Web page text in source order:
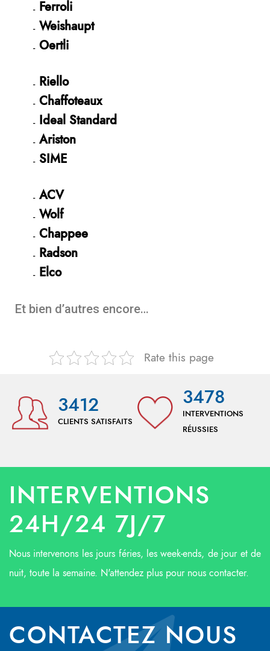
Ferroli
Weishaupt
Oertli
Riello
Chaffoteaux
Ideal Standard
Ariston
SIME
ACV
Wolf
Chappee
Radson
Elco
Et bien d’autres encore…
Rate this page
3412
CLIENTS SATISFAITS
3478
INTERVENTIONS
RÉUSSIES
INTERVENTIONS
24H/24 7J/7
Nous intervenons les jours féries, les week-ends, de jour et de
nuit, toute la semaine. N'attendez plus pour nous contacter.
CONTACTEZ NOUS